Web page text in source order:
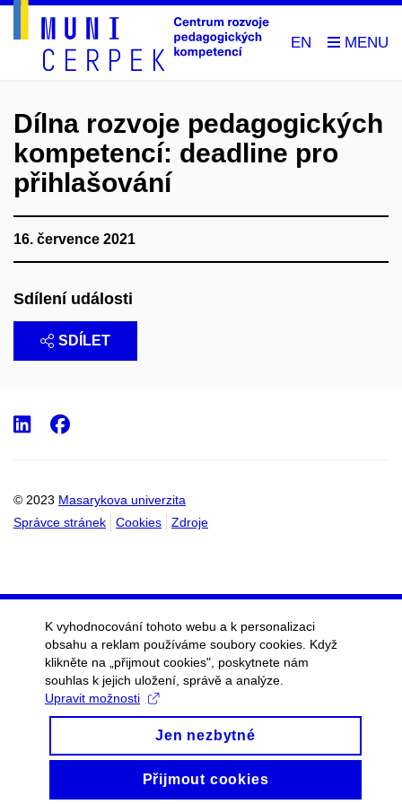
EN
Dílna rozvoje pedagogických
kompetencí: deadline pro
přihlašování
16. července 2021
Sdílení události
SDÍLET
© 2023 Masarykova univerzita
Správce stránek
Cookies Zdroje
LinkedIn
Facebook
K vyhodnocování tohoto webu a k personalizaci
obsahu a reklam používáme soubory cookies. Když
klikněte na „přijmout cookies", poskytnete nám
souhlas k jejich uložení, správě a analýze.
Upravit možnosti
Jen nezbytné
Přijmout cookies